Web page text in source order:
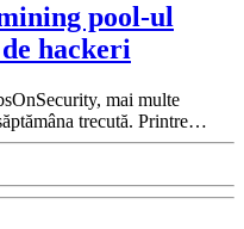
pool-ul
hackeri
mai multe
trecută. Printre…